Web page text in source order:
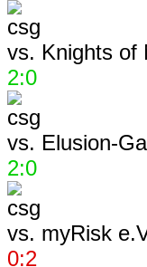
vs. Knights of
2:0
vs. Elusion-
2:0
vs. myRisk
0:2